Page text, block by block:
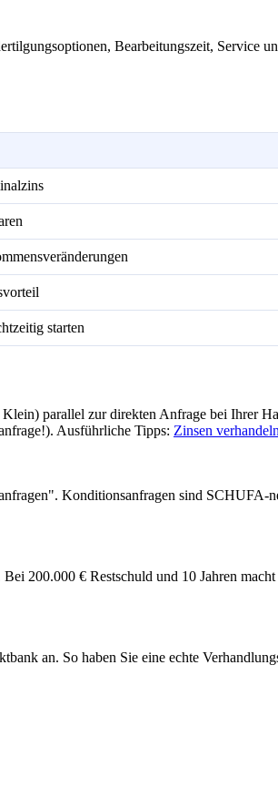
Bearbeitungszeit, Service
starten
parallel zur direkten Anfrage bei Ihrer
Ausführliche Tipps: Zinsen
Konditionsanfragen sind SCHUFA-
200.000 € Restschuld und 10 Jahren
an. So haben Sie eine echte